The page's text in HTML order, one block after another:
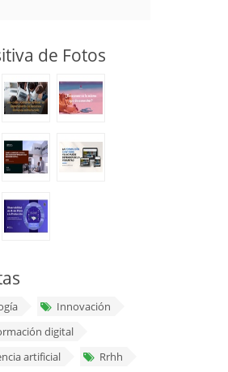
de Fotos
Innovación
digital
artificial
Rrhh